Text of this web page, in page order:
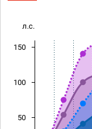
л.с.
50
100
150